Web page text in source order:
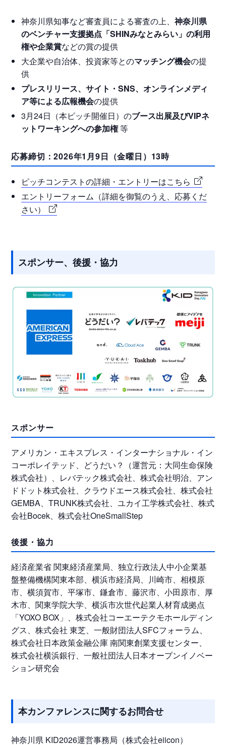
神奈川県知事など審査員による審査の上、神奈川県
のベンチャー支援拠点「SHINみなとみらい」の利用
権や企業賞などの賞の提供
大企業や自治体、投資家等とのマッチング機会の提
供
プレスリリース、サイト・SNS、オンラインメディ
ア等による広報機会の提供
3月24日（本ピッチ開催日）のブース出展及びVIPネ
ットワーキングへの参加権等
応募締切：2026年1月9日（金曜日）13時
ピッチコンテストの詳細・エントリーはこちら
エントリーフォーム（詳細を御覧のうえ、応募くだ
さい）
スポンサー、後援・協力
スポンサー
アメリカン・エキスプレス・インターナショナル・イン
コーポレイテッド、どうだい？（運営元：大同生命保険
株式会社）、レバテック株式会社、株式会社明治、アン
ドドット株式会社、クラウドエース株式会社、株式会社
GEMBA、TRUNK株式会社、ユカイ工学株式会社、株式
会社Bocek、株式会社OneSmallStep
後援・協力
経済産業省 関東経済産業局、独立行政法人中小企業基
盤整備機構関東本部、横浜市経済局、川崎市、相模原
市、横須賀市、平塚市、鎌倉市、藤沢市、小田原市、厚
木市、関東学院大学、横浜市次世代起業人材育成拠点
「YOXO BOX」、株式会社コーエーテクモホールディン
グス、株式会社 東芝、一般財団法人SFCフォーラム、
株式会社日本政策金融公庫 南関東創業支援センター、
株式会社横浜銀行、一般社団法人日本オープンイノベー
ション研究会
本カンファレンスに関するお問合せ
神奈川県 KID2026運営事務局（株式会社eiicon）